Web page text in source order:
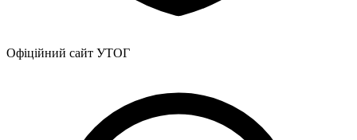
Офіційний сайт УТОГ